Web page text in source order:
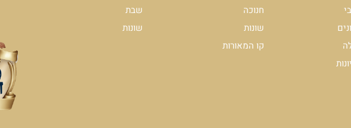
חנוכה
שונות
קו המאורות
שבת
שונות